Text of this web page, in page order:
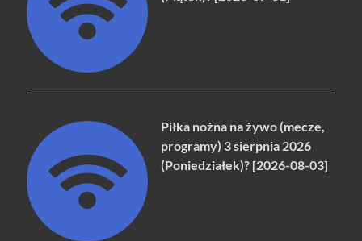
Piłka nożna na żywo (mecze,
programy) 3 sierpnia 2026
(Poniedziałek)? [2026-08-03]